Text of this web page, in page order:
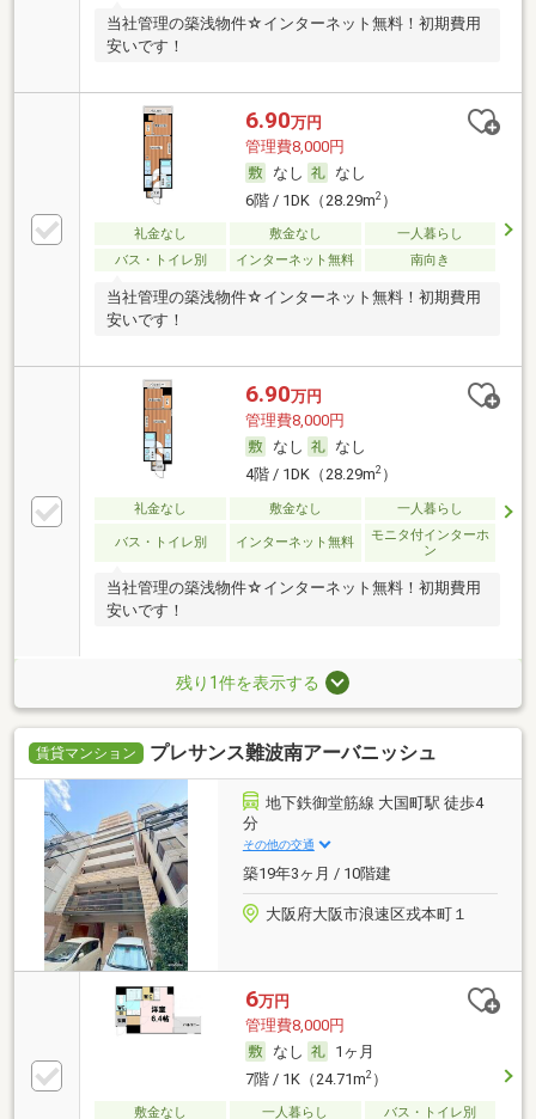
当社管理の築浅物件☆インターネット無料！初期費用
安いです！
6.90万円
管理費8,000円
なし
なし
6階 / 1DK（28.29m2）
礼金なし 敷金なし
一人暮らし
バス・トイレ別
インターネット無料 南向き
当社管理の築浅物件☆インターネット無料！初期費用
安いです！
6.90万円
管理費8,000円
なし
なし
4階 / 1DK（28.29m2）
礼金なし 敷金なし 一人暮らし
バス・トイレ別 インターネット無料
モニタ付インターホ
ン
当社管理の築浅物件☆インターネット無料！初期費用
安いです！
残り1件を表示する
賃貸マンション プレサンス難波南アーバニッシュ
地下鉄御堂筋線 大国町駅 徒歩4
分
その他の交通
築19年3ヶ月 / 10階建
大阪府大阪市浪速区戎本町１
6万円
管理費8,000円
なし
1ヶ月
7階 / 1K（24.71m2）
敷金なし 一人暮らし バス・トイレ別